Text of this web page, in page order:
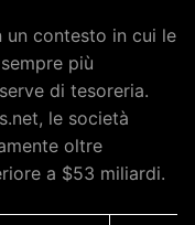
un contesto in cui le
più
di tesoreria.
le società
oltre
a $53 miliardi.